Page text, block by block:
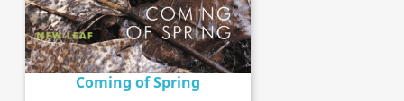
Coming of Spring